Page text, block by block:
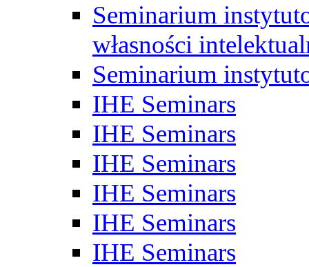
Seminarium
własności
Seminarium
IHE Seminars
IHE Seminars
IHE Seminars
IHE Seminars
IHE Seminars
IHE Seminars